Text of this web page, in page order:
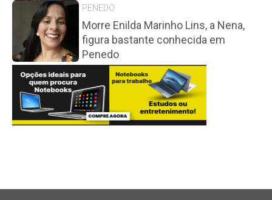
PENEDO
Morre Enilda Marinho Lins, a Nena,
figura bastante conhecida em
Penedo